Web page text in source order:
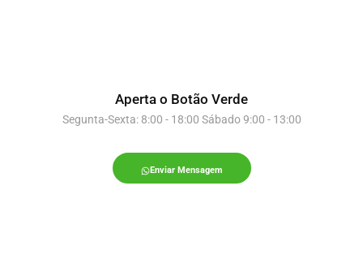
Aperta o Botão Verde
Segunta-Sexta: 8:00 - 18:00 Sábado 9:00 - 13:00
Enviar Mensagem